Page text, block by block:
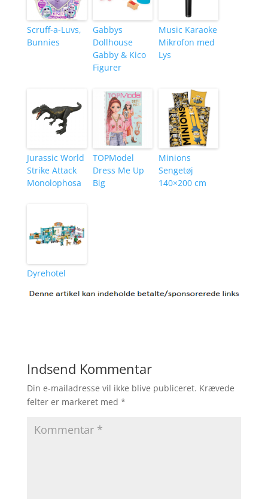
Scruff-a-Luvs,
Bunnies
Gabbys
Dollhouse
Gabby & Kico
Figurer
Music Karaoke
Mikrofon med
Lys
Jurassic World
Strike Attack
Monolophosa
TOPModel
Dress Me Up
Big
Minions
Sengetøj
140×200 cm
Dyrehotel
Indsend Kommentar
Din e-mailadresse vil ikke blive publiceret. Krævede
felter er markeret med *